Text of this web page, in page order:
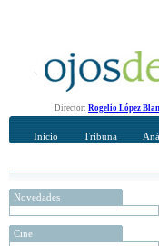
Director: Rogelio López
Inicio Tribuna
Novedades
Cine